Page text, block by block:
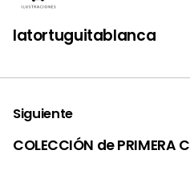
latortuguitablanca
Siguiente
COLECCIÓN de PRIMERA